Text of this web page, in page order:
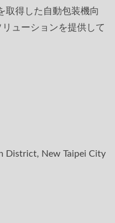
取得した自動包装機向
ューションを提供して
District, New Taipei City